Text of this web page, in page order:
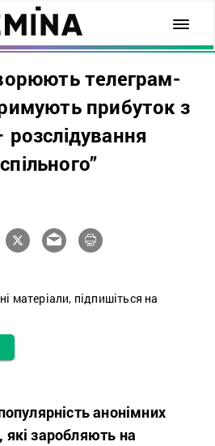
телеграм-
прибуток з
розслідування
матеріали, підпишіться на
анонімних
які заробляють на